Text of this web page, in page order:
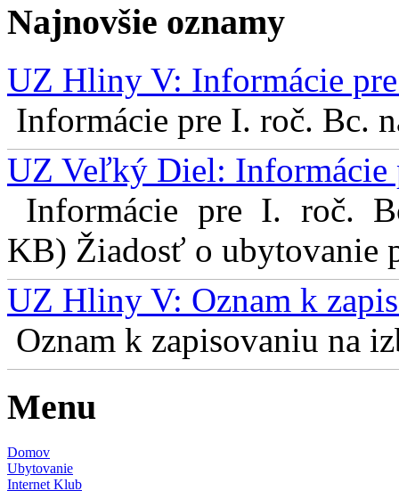
Najnovšie oznamy
UZ Hliny V: Informácie
Informácie pre I. roč. Bc.
UZ Veľký Diel: Informácie
Informácie pre I. roč.
KB) Žiadosť o ubytovanie
UZ Hliny V: Oznam k
Oznam k zapisovaniu na
Menu
Domov
Ubytovanie
Internet Klub